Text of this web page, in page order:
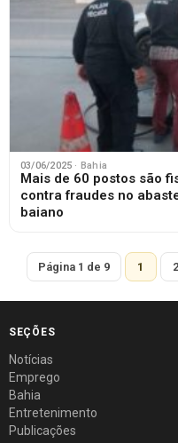
03/06/2025 · Bahia
Mais de 60 postos são
contra fraudes no
baiano
Página 1 de 9 1 2
SEÇÕES
Notícias
Emprego
Bahia
Entretenimento
Publicações